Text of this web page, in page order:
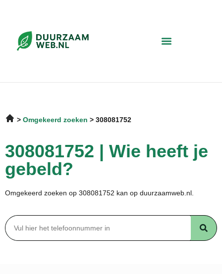
Omgekeerd zoeken 308081752
308081752 | Wie heeft je
gebeld?
Omgekeerd zoeken op 308081752 kan op duurzaamweb.nl.